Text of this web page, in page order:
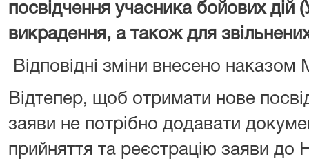
посвідчення учасника бойових дій
викрадення, а також для
Відповідні зміни внесено наказом
Відтепер, щоб отримати нове
заяви не потрібно додавати
прийняття та реєстрацію заяви до